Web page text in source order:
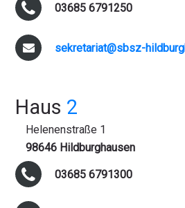
03685 6791250
sekretariat@sbsz-
Haus 2
Helenenstraße 1
98646 Hildburghausen
03685 6791300